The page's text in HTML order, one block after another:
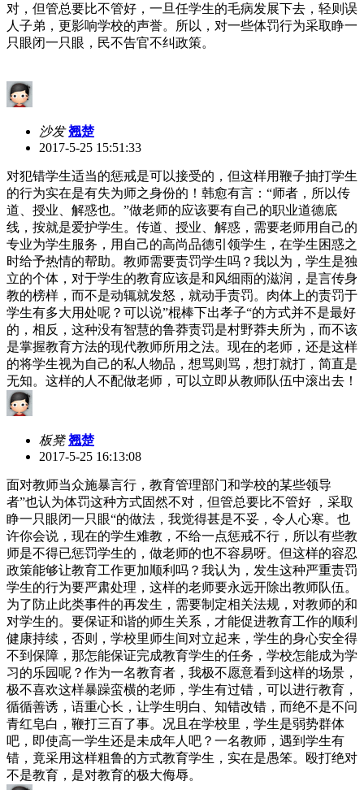
对，但管总要比不管好，一旦任学生的毛病发展下去，轻则误
人子弟，更影响学校的声誉。所以，对一些体罚行为采取睁一
只眼闭一只眼，民不告官不纠政策。
沙发 翘楚
2017-5-25 15:51:33
对犯错学生适当的惩戒是可以接受的，但这样用鞭子抽打学生
的行为实在是有失为师之身份的！韩愈有言：“师者，所以传
道、授业、解惑也。”做老师的应该要有自己的职业道德底
线，按就是爱护学生。传道、授业、解惑，需要老师用自己的
专业为学生服务，用自己的高尚品德引领学生，在学生困惑之
时给予热情的帮助。教师需要责罚学生吗？我以为，学生是独
立的个体，对于学生的教育应该是和风细雨的滋润，是言传身
教的榜样，而不是动辄就发怒，就动手责罚。肉体上的责罚于
学生有多大用处呢？可以说”棍棒下出孝子“的方式并不是最好
的，相反，这种没有智慧的鲁莽责罚是村野莽夫所为，而不该
是掌握教育方法的现代教师所用之法。现在的老师，还是这样
的将学生视为自己的私人物品，想骂则骂，想打就打，简直是
无知。这样的人不配做老师，可以立即从教师队伍中滚出去！
板凳 翘楚
2017-5-25 16:13:08
面对教师当众施暴言行，教育管理部门和学校的某些领导
者”也认为体罚这种方式固然不对，但管总要比不管好 ，采取
睁一只眼闭一只眼“的做法，我觉得甚是不妥，令人心寒。也
许你会说，现在的学生难教，不给一点惩戒不行，所以有些教
师是不得已惩罚学生的，做老师的也不容易呀。但这样的容忍
政策能够让教育工作更加顺利吗？我认为，发生这种严重责罚
学生的行为要严肃处理，这样的老师要永远开除出教师队伍。
为了防止此类事件的再发生，需要制定相关法规，对教师的和
对学生的。要保证和谐的师生关系，才能促进教育工作的顺利
健康持续，否则，学校里师生间对立起来，学生的身心安全得
不到保障，那怎能保证完成教育学生的任务，学校怎能成为学
习的乐园呢？作为一名教育者，我极不愿意看到这样的场景，
极不喜欢这样暴躁蛮横的老师，学生有过错，可以进行教育，
循循善诱，语重心长，让学生明白、知错改错，而绝不是不问
青红皂白，鞭打三百了事。况且在学校里，学生是弱势群体
吧，即使高一学生还是未成年人吧？一名教师，遇到学生有
错，竟采用这样粗鲁的方式教育学生，实在是愚笨。殴打绝对
不是教育，是对教育的极大侮辱。